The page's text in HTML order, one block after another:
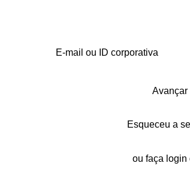
Avançar
Esqueceu a
ou faça login